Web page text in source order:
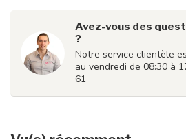
Avez-vous des
?
Notre service clientèle
au vendredi de 08:30 à
61